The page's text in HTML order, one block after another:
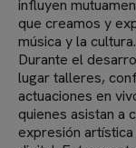
influyen
que creamos y
música y la cultura.
Durante el
lugar talleres,
actuaciones en
quienes asistan a
expresión